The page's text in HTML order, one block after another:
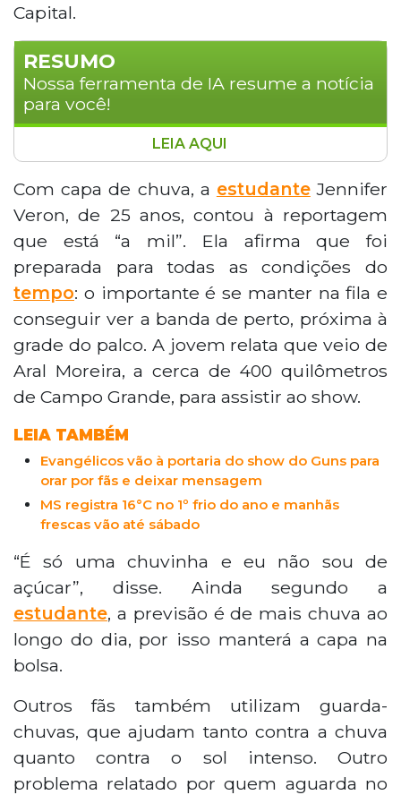
Capital.
RESUMO
Nossa ferramenta de IA resume a notícia
para você!
Fãs do Guns N' Roses enfrentam chuva e
calor em Campo Grande enquanto
aguardam a abertura dos portões do
Autódromo Internacional. Com guarda-
chuvas e capas, centenas de pessoas
resistem à instabilidade climática prevista
pelo Cemtec. A estudante Jennifer Veron,
de 25 anos, veio de Aral Moreira, a 400
km, determinada a ficar perto do palco.
Os termômetros marcam 28,2°C e
umidade de 60%, segundo o Inmet.
LEIA AQUI
Com capa de chuva, a estudanteJennifer
Veron, de 25 anos, contou à reportagem
que está “a mil”. Ela afirma que foi
preparada para todas as condições do
tempo: o importante é se manter na fila e
conseguir ver a banda de perto, próxima à
grade do palco. A jovem relata que veio de
Aral Moreira, a cerca de 400 quilômetros
de Campo Grande, para assistir ao show.
LEIA TAMBÉM
Evangélicos vão à portaria do show do Guns para
orar por fãs e deixar mensagem
MS registra 16°C no 1º frio do ano e manhãs
frescas vão até sábado
“É só uma chuvinha e eu não sou de
açúcar”, disse. Ainda segundo a
estudante, a previsão é de mais chuva ao
longo do dia, por isso manterá a capa na
bolsa.
Outros fãs também utilizam guarda-
chuvas, que ajudam tanto contra a chuva
quanto contra o sol intenso. Outro
problema relatado por quem aguarda no